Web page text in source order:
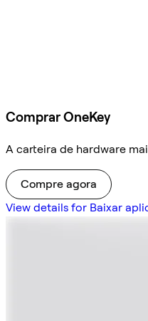
Comprar OneKey
A carteira de hardware
Compre agora
View details for Baixar